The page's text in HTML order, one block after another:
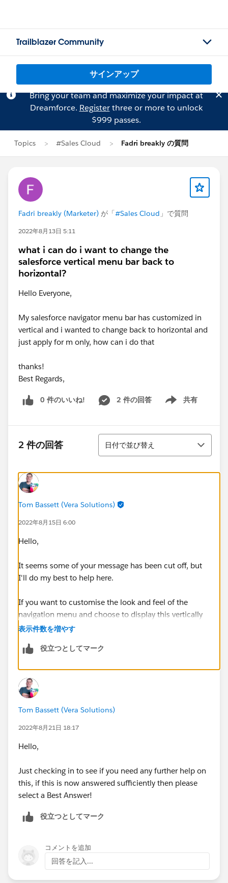
Trailblazer Community
サインアップ
Bring your team and maximize your impact at
Dreamforce. Registerthree or more to unlock
$999 passes.
Topics #Sales Cloud Fadri breakly の質問
Fadri breakly (Marketer) が「#Sales Cloud 」で質問
2022年8月13日 5:11
what i can do i want to change the
salesforce vertical menu bar back to
horizontal?
Hello Everyone,
My salesforce navigator menu bar has customized in
vertical and i wanted to change back to horizontal and
just apply for m only, how can i do that
thanks!
Best Regards,
0 件のいいね! 2 件の回答 共有
Show menu
2 件の回答
並び替え
日付で並び替え
Tom Bassett (Vera Solutions)
2022年8月15日 6:00
Hello,
It seems some of your message has been cut off, but
I'll do my best to help here.
If you want to customise the look and feel of the
navigation menu and choose to display this vertically
or horizontally, you can do so within the Experience
some screenshots and I'll do my best to help.
表示件数を増やす
役立つとしてマーク
Tom Bassett (Vera Solutions)
2022年8月21日 18:17
Hello,
Just checking in to see if you need any further help on
this, if this is now answered sufficiently then please
select a Best Answer!
役立つとしてマーク
コメントを追加
回答を記入...